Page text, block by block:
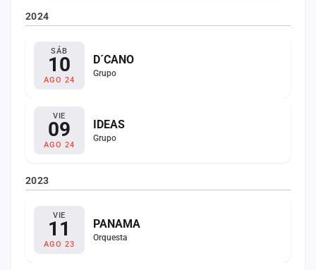
2024
SÁB
10
AGO 24
D´CANO
Grupo
VIE
09
AGO 24
IDEAS
Grupo
2023
VIE
11
AGO 23
PANAMA
Orquesta